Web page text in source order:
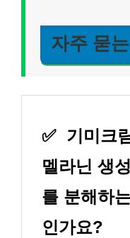
자주 묻
✅ 기미크
멜라닌 생
를 분해하
인가요?